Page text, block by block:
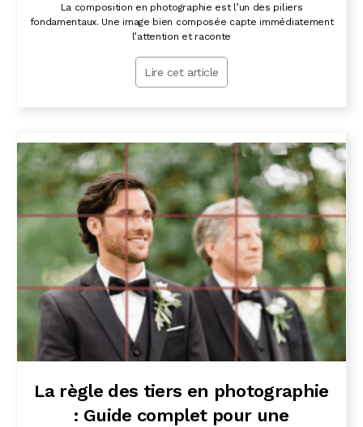
La composition en photographie est l’un des piliers
fondamentaux. Une image bien composée capte immédiatement
l’attention et raconte
Lire cet article
La règle des tiers en photographie
: Guide complet pour une